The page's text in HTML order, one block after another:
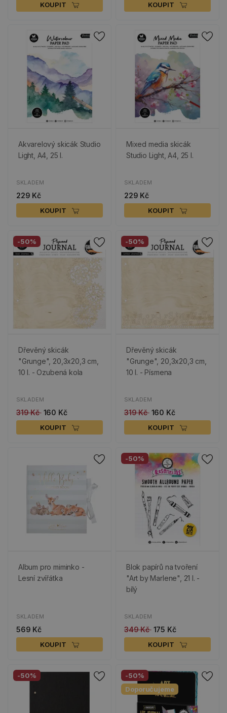
KOUPIT KOUPIT
Akvarelový skicák Studio
Light, A4, 25 l.
SKLADEM
229 Kč
KOUPIT
Mixed media skicák
Studio Light, A4, 25 l.
SKLADEM
229 Kč
KOUPIT
-50%
Dřevěný skicák
"Grunge", 20,3x20,3 cm,
10 l. - Ozubená kola
SKLADEM
319 Kč 160 Kč
KOUPIT
-50%
Dřevěný skicák
"Grunge", 20,3x20,3 cm,
10 l. - Písmena
SKLADEM
319 Kč 160 Kč
KOUPIT
Album pro miminko -
Lesní zvířátka
SKLADEM
569 Kč
KOUPIT
-50%
Blok papírů na tvoření
"Art by Marlene", 21 l. -
bílý
SKLADEM
349 Kč 175 Kč
KOUPIT
-50%
-50%
Doporučujeme